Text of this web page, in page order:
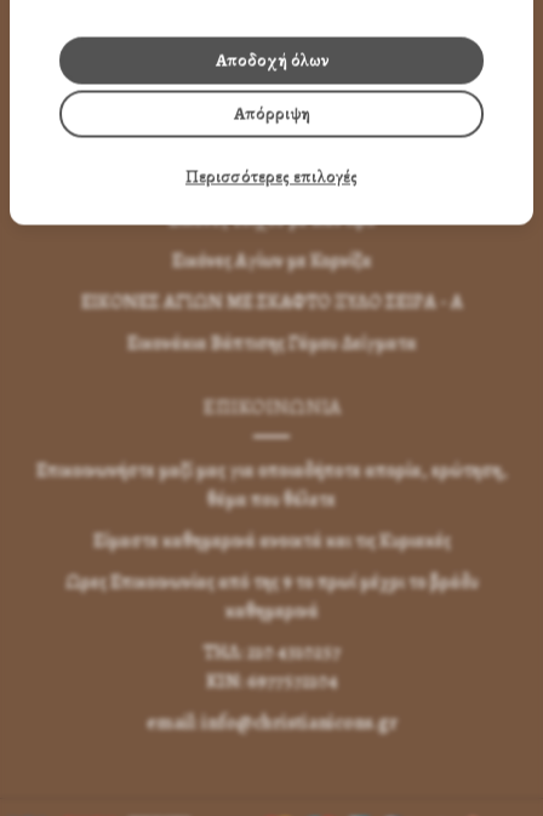
Εικόνες Παραστάσεων
Μπομπονιέρες Βάπτισης
Μπρελόκ Μέ Αγίους
Εικόνες με Φύλλα Χρυσού
Εικόνες Τοίχου με Καντήλι
Εικόνες Αγίων με Κορνίζα
ΕΙΚΟΝΕΣ ΑΓΙΩΝ ΜΕ ΣΚΑΦΤΟ ΞΥΛΟ ΣΕΙΡΑ - Α
Εικονάκια Βάπτισης Γάμου Δείγματα
ΕΠΙΚΟΙΝΩΝΊΑ
Επικοινωνήστε μαζί μας για οποιαδήποτε απορία, ερώτηση,
θέμα που θέλετε
Είμαστε καθημερινά ανοικτά και τις Κυριακές
Ωρες Επικοινωνίας από της 9 το πρωί μέχρι το βράδυ
καθημερινά
ΤΗΛ: 210 4310257
KIN: 6977572104
email: info@christianicons.gr
Απόρριψη
Αποδοχή όλων
Περισσότερες επιλογές